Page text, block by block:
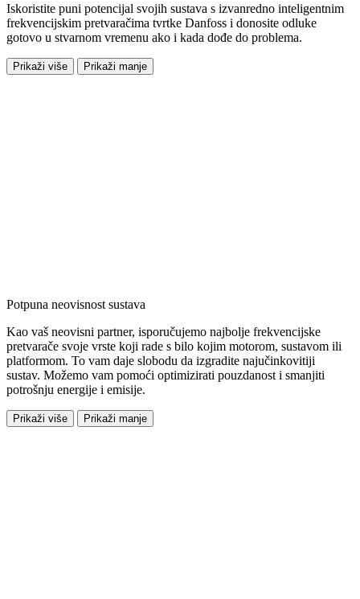
Iskoristite puni potencijal svojih sustava s izvanredno inteligentnim
frekvencijskim pretvaračima tvrtke Danfoss i donosite odluke
gotovo u stvarnom vremenu ako i kada dođe do problema.
Prikaži više Prikaži manje
Potpuna neovisnost sustava
Kao vaš neovisni partner, isporučujemo najbolje frekvencijske
pretvarače svoje vrste koji rade s bilo kojim motorom, sustavom ili
platformom. To vam daje slobodu da izgradite najučinkovitiji
sustav. Možemo vam pomoći optimizirati pouzdanost i smanjiti
potrošnju energije i emisije.
Prikaži više Prikaži manje